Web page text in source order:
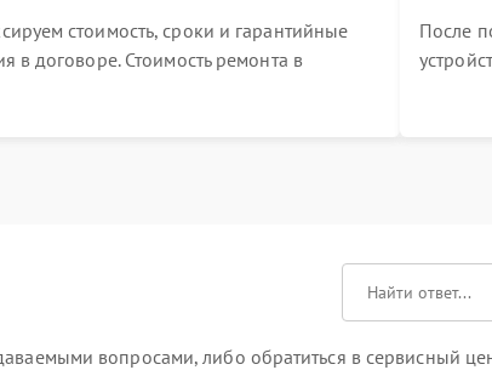
стоимость, сроки и гарантийные
в договоре. Стоимость ремонта в
После
вопросами, либо обратиться в сервисный